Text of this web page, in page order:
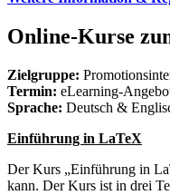
Online-Kurse
Zielgruppe:
Termin: eLearning-
Sprache: Deutsch &
Einführung in LaTeX
Der Kurs „Einführung in
kann. Der Kurs ist in drei